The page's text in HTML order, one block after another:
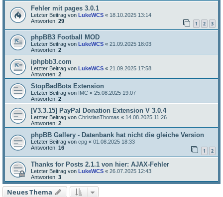
Fehler mit pages 3.0.1
Letzter Beitrag von LukeWCS « 18.10.2025 13:14
Antworten: 29 1 2 3
phpBB3 Football MOD
Letzter Beitrag von LukeWCS « 21.09.2025 18:03
Antworten: 2
iphpbb3.com
Letzter Beitrag von LukeWCS « 21.09.2025 17:58
Antworten: 2
StopBadBots Extension
Letzter Beitrag von IMC « 25.08.2025 19:07
Antworten: 2
[V3.3.15] PayPal Donation Extension V 3.0.4
Letzter Beitrag von ChristianThomas « 14.08.2025 11:26
Antworten: 2
phpBB Gallery - Datenbank hat nicht die gleiche Version
Letzter Beitrag von cpg « 01.08.2025 18:33
Antworten: 16 1 2
Thanks for Posts 2.1.1 von hier: AJAX-Fehler
Letzter Beitrag von LukeWCS « 26.07.2025 12:43
Antworten: 3
Neues Thema